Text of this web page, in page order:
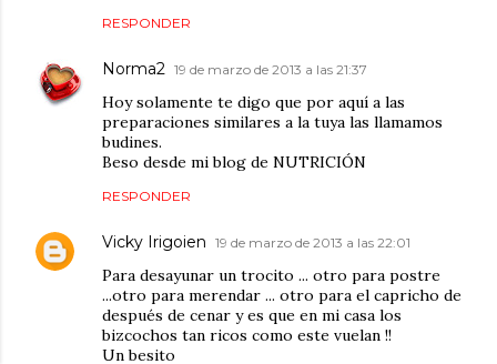
RESPONDER
Norma2 19 de marzo de 2013 a las 21:37
Hoy solamente te digo que por aquí a las
preparaciones similares a la tuya las llamamos
budines.
Beso desde mi blog de NUTRICIÓN
RESPONDER
Vicky Irigoien 19 de marzo de 2013 a las 22:01
Para desayunar un trocito ... otro para postre
...otro para merendar ... otro para el capricho de
después de cenar y es que en mi casa los
bizcochos tan ricos como este vuelan !!
Un besito